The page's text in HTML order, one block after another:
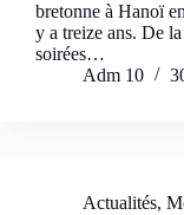
bretonne à Hanoï
y a treize ans. De
soirées…
Adm 10
Actualités,